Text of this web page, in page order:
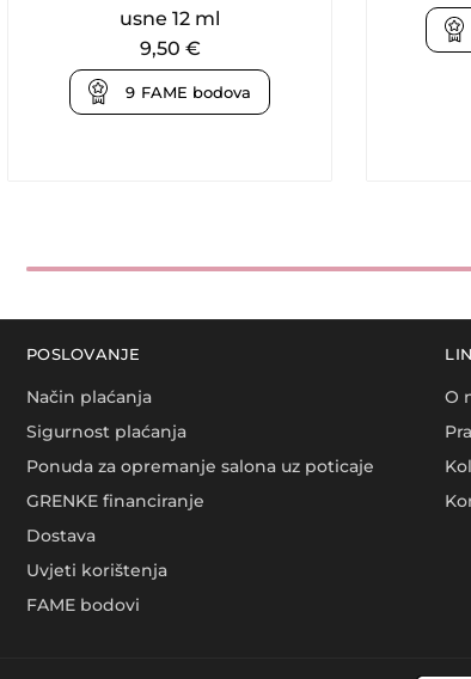
usne 12 ml
9,50 €
9 FAME bodova
POSLOVANJE
Način plaćanja
Sigurnost plaćanja
Ponuda za opremanje salona uz poticaje
GRENKE financiranje
Dostava
Uvjeti korištenja
FAME bodovi
O